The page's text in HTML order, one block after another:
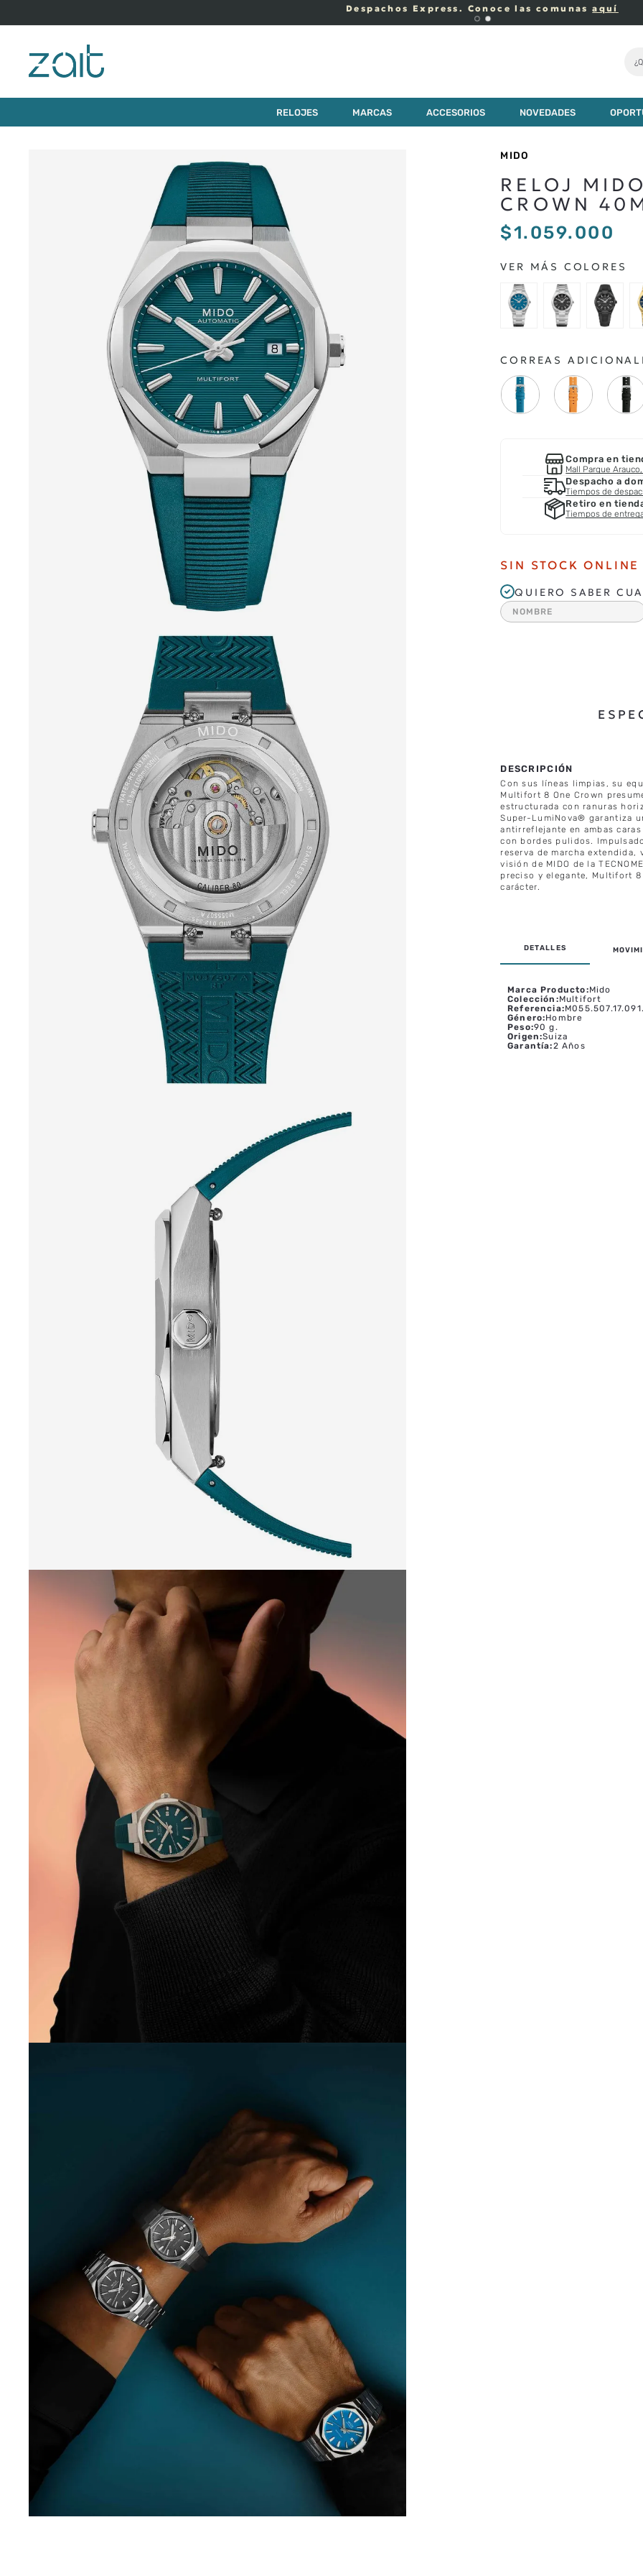
Despachos Express. Conoce las comunasaquí
RELOJES MARCAS ACCESORIOS NOVEDADES
MIDO
RELOJ
CROWN
$1.059.000
CORREAS
Compra en
Mall Parque
Despacho a
Tiempos de
Retiro en
Tiempos de
SIN STOCK ONLINE
QUIERO SABER
Con sus líneas limpias, su
Multifort 8 One Crown
estructurada con ranuras
Super-LumiNova® garantiza
antirreflejante en ambas
con bordes pulidos.
reserva de marcha
visión de MIDO de la
preciso y elegante, Multifort 8
carácter.
Marca Producto:Mido
Colección :Multifort
Referencia:
Género:Hombre
Peso:90 g.
Origen:Suiza
Garantía:2 Años